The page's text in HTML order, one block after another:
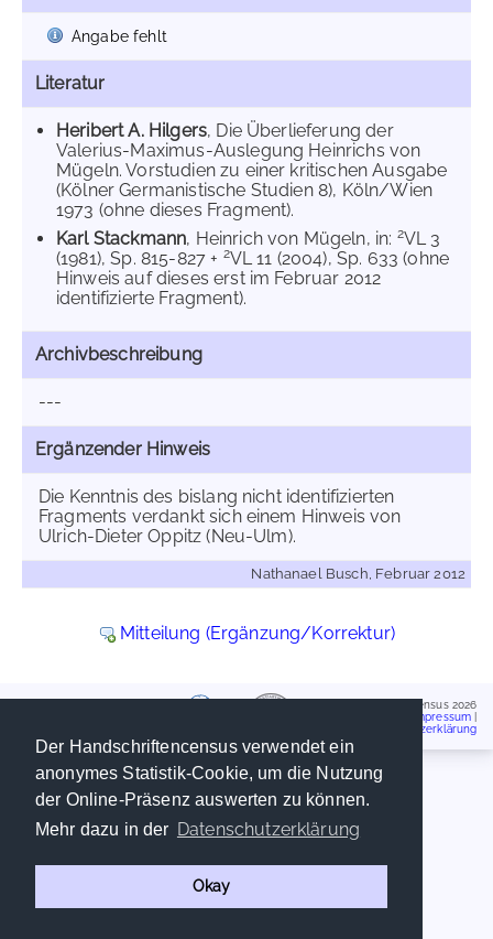
Der Handschriftencensus verwendet ein
anonymes Statistik-Cookie, um die Nutzung
der Online-Präsenz auswerten zu können.
Mehr dazu in der Datenschutzerklärung
Okay
Angabe fehlt
Literatur
Heribert A. Hilgers, Die Überlieferung der
Valerius-Maximus-Auslegung Heinrichs von
Mügeln. Vorstudien zu einer kritischen Ausgabe
(Kölner Germanistische Studien 8), Köln/Wien
1973 (ohne dieses Fragment).
Karl Stackmann, Heinrich von Mügeln, in: 2VL 3
(1981), Sp. 815-827 + 2VL 11 (2004), Sp. 633 (ohne
Hinweis auf dieses erst im Februar 2012
identifizierte Fragment).
Archivbeschreibung
---
Ergänzender Hinweis
Die Kenntnis des bislang nicht identifizierten
Fragments verdankt sich einem Hinweis von
Ulrich-Dieter Oppitz (Neu-Ulm).
Nathanael Busch, Februar 2012
Mitteilung (Ergänzung/Korrektur)
Handschriftencensus 2026
Impressum
Datenschutzerklärung